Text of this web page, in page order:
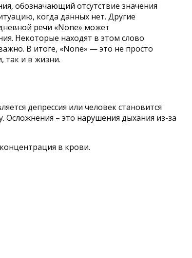
обозначающий отсутствие значения
когда данных нет. Другие
речи «None» может
Некоторые находят в этом слово
В итоге, «None» — это не просто
так и в жизни.
депрессия или человек становится
Осложнения – это нарушения дыхания из-за
в крови.